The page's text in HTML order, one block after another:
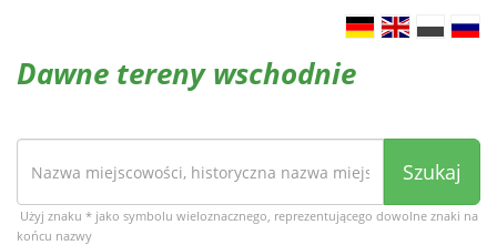
Dawne tereny wschodnie
Szukaj
Użyj znaku * jako symbolu wieloznacznego, reprezentującego dowolne znaki na
końcu nazwy